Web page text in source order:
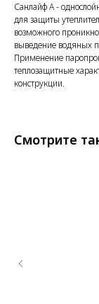
Санлайф А -
для защиты
возможного
выведение водяных
Применение
теплозащитные
конструкции.
Смотрите